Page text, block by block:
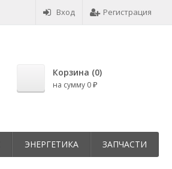
Вход Регистрация
Корзина (0)
на сумму 0 ₽
ЭНЕРГЕТИКА ЗАПЧАСТИ